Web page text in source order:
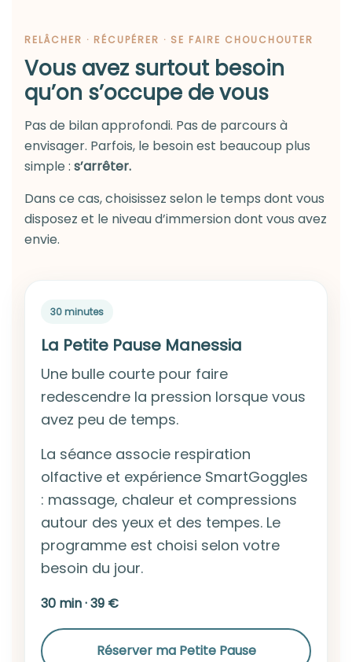
RELÂCHER · RÉCUPÉRER · SE FAIRE CHOUCHOUTER
Vous avez surtout besoin
qu’on s’occupe de vous
Pas de bilan approfondi. Pas de parcours à
envisager. Parfois, le besoin est beaucoup plus
simple : s’arrêter.
Dans ce cas, choisissez selon le temps dont vous
disposez et le niveau d’immersion dont vous avez
envie.
30 minutes
La Petite Pause Manessia
Une bulle courte pour faire
redescendre la pression lorsque vous
avez peu de temps.
La séance associe respiration
olfactive et expérience SmartGoggles
: massage, chaleur et compressions
autour des yeux et des tempes. Le
programme est choisi selon votre
besoin du jour.
30 min · 39 €
Réserver ma Petite Pause